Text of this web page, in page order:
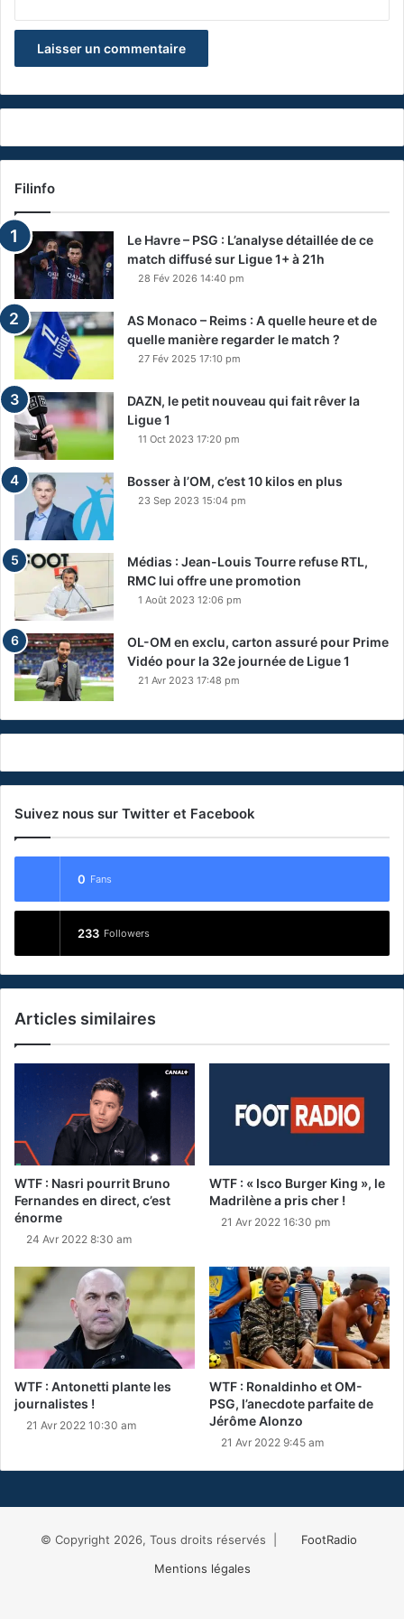
Filinfo
Le Havre – PSG : L’analyse détaillée de ce
match diffusé sur Ligue 1+ à 21h
28 Fév 2026 14:40 pm
AS Monaco – Reims : A quelle heure et de
quelle manière regarder le match ?
27 Fév 2025 17:10 pm
DAZN, le petit nouveau qui fait rêver la
Ligue 1
11 Oct 2023 17:20 pm
Bosser à l’OM, c’est 10 kilos en plus
23 Sep 2023 15:04 pm
Médias : Jean-Louis Tourre refuse RTL,
RMC lui offre une promotion
1 Août 2023 12:06 pm
OL-OM en exclu, carton assuré pour Prime
Vidéo pour la 32e journée de Ligue 1
21 Avr 2023 17:48 pm
Suivez nous sur Twitter et Facebook
0 Fans
233 Followers
Articles similaires
WTF : Nasri pourrit Bruno
Fernandes en direct, c’est
énorme
24 Avr 2022 8:30 am
WTF : « Isco Burger King », le
Madrilène a pris cher !
21 Avr 2022 16:30 pm
WTF : Antonetti plante les
journalistes !
21 Avr 2022 10:30 am
WTF : Ronaldinho et OM-
PSG, l’anecdote parfaite de
Jérôme Alonzo
21 Avr 2022 9:45 am
© Copyright 2026, Tous droits réservés |
FootRadio
Mentions légales